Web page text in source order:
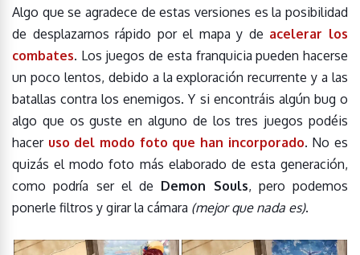
Algo que se agradece de estas versiones es la posibilidad
de desplazarnos rápido por el mapa y de acelerar los
combates. Los juegos de esta franquicia pueden hacerse
un poco lentos, debido a la exploración recurrente y a las
batallas contra los enemigos. Y si encontráis algún bug o
algo que os guste en alguno de los tres juegos podéis
haceruso del modo foto que han incorporado. No es
quizás el modo foto más elaborado de esta generación,
como podría ser el de Demon Souls, pero podemos
ponerle filtros y girar la cámara (mejor que nada es).